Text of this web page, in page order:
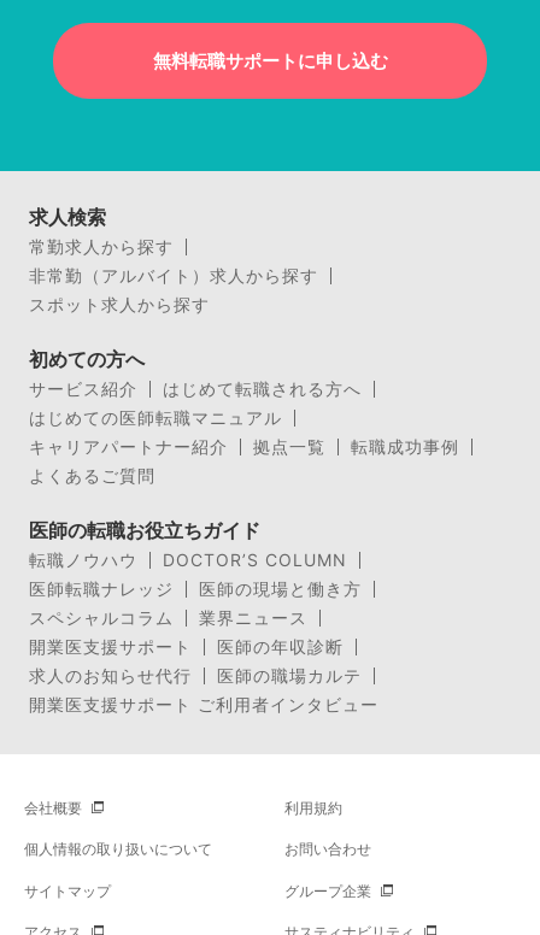
無料転職サポートに申し込む
求人検索
常勤求人から探す
非常勤（アルバイト）求人から探す
スポット求人から探す
初めての方へ
サービス紹介
はじめて転職される方へ
はじめての医師転職マニュアル
キャリアパートナー紹介
拠点一覧
転職成功事例
よくあるご質問
医師の転職お役立ちガイド
転職ノウハウ
DOCTOR’S COLUMN
医師転職ナレッジ
医師の現場と働き方
スペシャルコラム
業界ニュース
開業医支援サポート
医師の年収診断
求人のお知らせ代行
医師の職場カルテ
開業医支援サポート ご利用者インタビュー
会社概要 利用規約
個人情報の取り扱いについて お問い合わせ
サイトマップ グループ企業